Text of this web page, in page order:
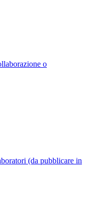
o
(da pubblicare in